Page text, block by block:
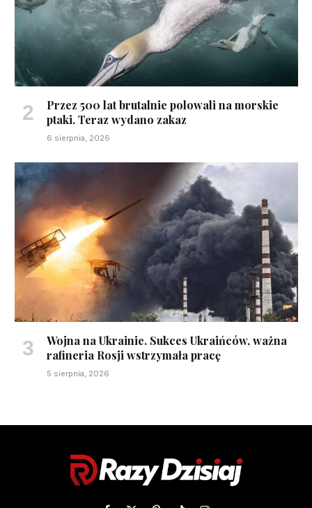
Przez 500 lat brutalnie polowali na morskie
ptaki. Teraz wydano zakaz
6 sierpnia, 2026
Wojna na Ukrainie. Sukces Ukraińców, ważna
rafineria Rosji wstrzymała pracę
5 sierpnia, 2026